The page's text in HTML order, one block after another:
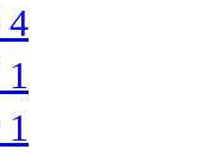
4
1
1